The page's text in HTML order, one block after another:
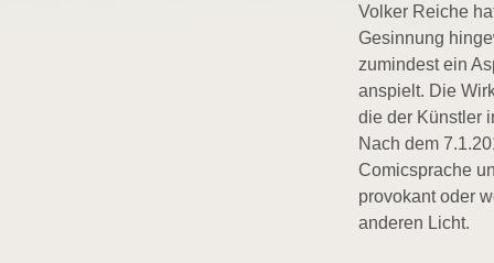
Volker Reiche
Gesinnung
zumindest ein
anspielt. Die
die der Künstler
Nach dem
Comicsprache
provokant oder
anderen Licht.